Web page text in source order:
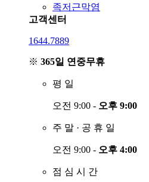
족저근막염
고객센터
1644.7889
※ 365일 연중무휴
평 일
오전 9:00 - 오후 9:00
주 말 · 공 휴 일
오전 9:00 - 오후 4:00
점 심 시 간